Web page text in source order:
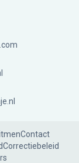
Contact
Correctiebeleid